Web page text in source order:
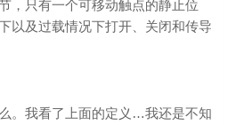
，只有一个可移动触点的静止位
以及过载情况下打开、关闭和传导
。我看了上面的定义…我还是不知